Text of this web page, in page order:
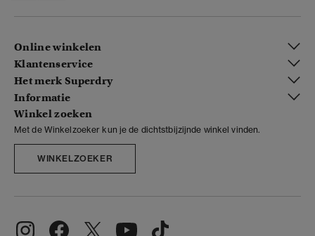
Online winkelen
Klantenservice
Het merk Superdry
Informatie
Winkel zoeken
Met de Winkelzoeker kun je de dichtstbijzijnde winkel vinden.
WINKELZOEKER